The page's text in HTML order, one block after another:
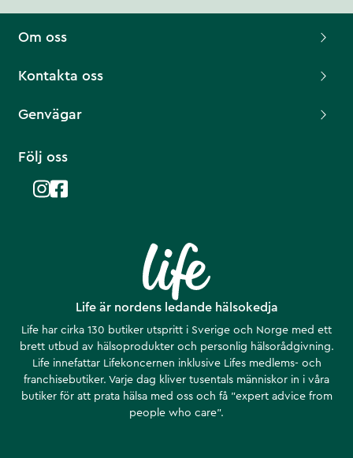
Life är nordens ledande hälsokedja
Life har cirka 130 butiker utspritt i Sverige och Norge med ett
brett utbud av hälsoprodukter och personlig hälsorådgivning.
Life innefattar Lifekoncernen inklusive Lifes medlems- och
franchisebutiker. Varje dag kliver tusentals människor in i våra
butiker för att prata hälsa med oss och få ”expert advice from
people who care”.
Om oss
Kontakta oss
Genvägar
Följ oss